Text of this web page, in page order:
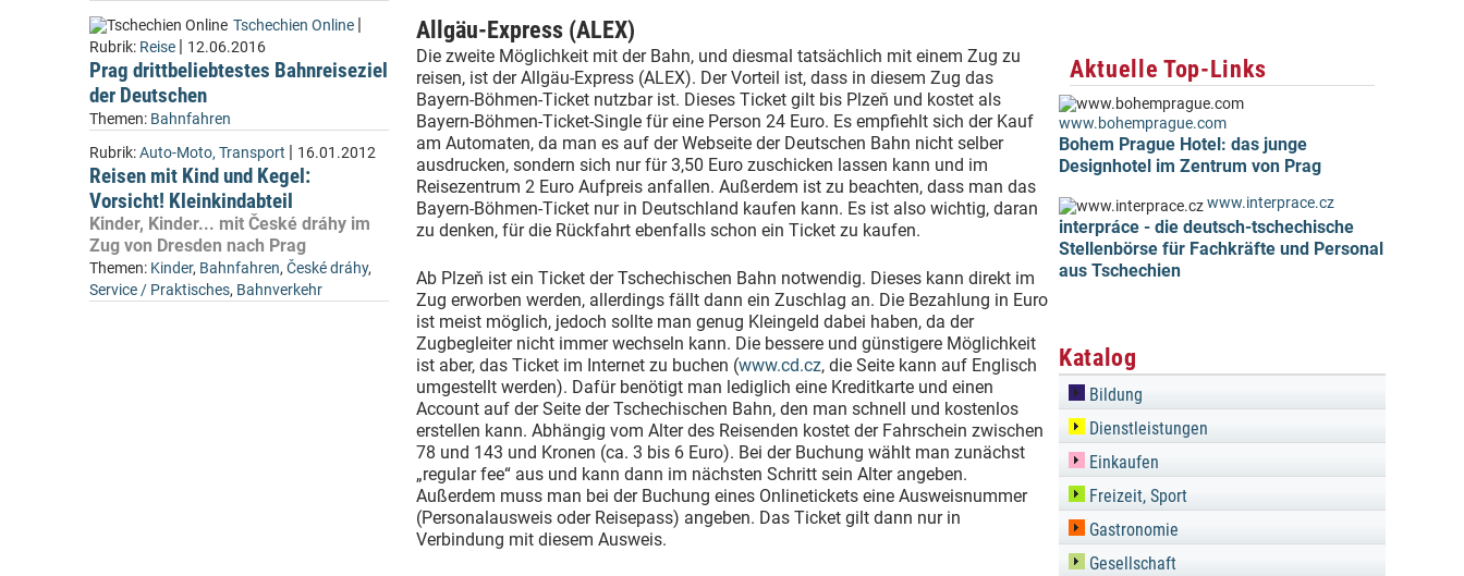
Tschechien Online |
Rubrik: Reise | 12.06.2016
Prag drittbeliebtestes Bahnreiseziel
der Deutschen
Themen: Bahnfahren
Rubrik:Auto-Moto, Transport | 16.01.2012
Reisen mit Kind und Kegel:
Vorsicht! Kleinkindabteil
Kinder, Kinder... mit České dráhy im
Zug von Dresden nach Prag
Themen: Kinder, Bahnfahren, České dráhy,
Service / Praktisches, Bahnverkehr
Allgäu-Express (ALEX)
Die zweite Möglichkeit mit der Bahn, und diesmal tatsächlich mit einem Zug zu
reisen, ist der Allgäu-Express (ALEX). Der Vorteil ist, dass in diesem Zug das
Bayern-Böhmen-Ticket nutzbar ist. Dieses Ticket gilt bis Plzeň und kostet als
Bayern-Böhmen-Ticket-Single für eine Person 24 Euro. Es empfiehlt sich der Kauf
am Automaten, da man es auf der Webseite der Deutschen Bahn nicht selber
ausdrucken, sondern sich nur für 3,50 Euro zuschicken lassen kann und im
Reisezentrum 2 Euro Aufpreis anfallen. Außerdem ist zu beachten, dass man das
Bayern-Böhmen-Ticket nur in Deutschland kaufen kann. Es ist also wichtig, daran
zu denken, für die Rückfahrt ebenfalls schon ein Ticket zu kaufen.
Ab Plzeň ist ein Ticket der Tschechischen Bahn notwendig. Dieses kann direkt im
Zug erworben werden, allerdings fällt dann ein Zuschlag an. Die Bezahlung in Euro
ist meist möglich, jedoch sollte man genug Kleingeld dabei haben, da der
Zugbegleiter nicht immer wechseln kann. Die bessere und günstigere Möglichkeit
ist aber, das Ticket im Internet zu buchen (www.cd.cz, die Seite kann auf Englisch
umgestellt werden). Dafür benötigt man lediglich eine Kreditkarte und einen
Account auf der Seite der Tschechischen Bahn, den man schnell und kostenlos
erstellen kann. Abhängig vom Alter des Reisenden kostet der Fahrschein zwischen
78 und 143 und Kronen (ca. 3 bis 6 Euro). Bei der Buchung wählt man zunächst
„regular fee“ aus und kann dann im nächsten Schritt sein Alter angeben.
Außerdem muss man bei der Buchung eines Onlinetickets eine Ausweisnummer
(Personalausweis oder Reisepass) angeben. Das Ticket gilt dann nur in
Verbindung mit diesem Ausweis.
Aktuelle Top-Links
www.bohemprague.com
Bohem Prague Hotel: das junge
Designhotel im Zentrum von Prag
www.interprace.cz
interpráce - die deutsch-tschechische
Stellenbörse für Fachkräfte und Personal
aus Tschechien
Katalog
Bildung
Dienstleistungen
Einkaufen
Freizeit, Sport
Gastronomie
Gesellschaft